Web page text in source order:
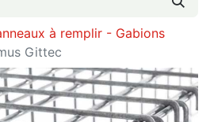
à remplir - Gabions
Gittec